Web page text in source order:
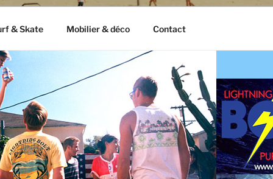
& Skate Mobilier & déco Contact